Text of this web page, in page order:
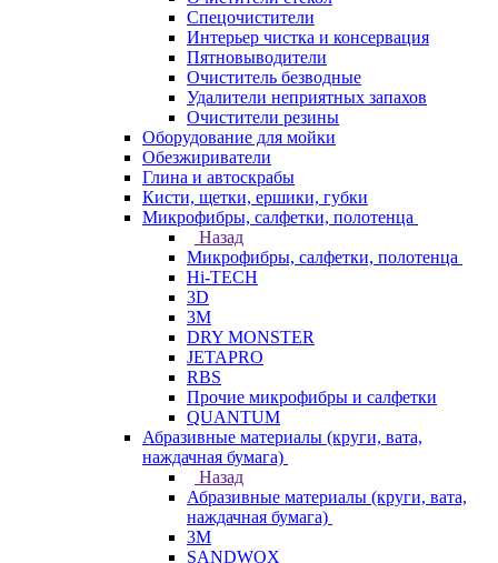
Спецочистители
Интерьер чистка и консервация
Пятновыводители
Очиститель безводные
Удалители неприятных запахов
Очистители резины
Оборудование для мойки
Обезжириватели
Глина и автоскрабы
Кисти, щетки, ершики, губки
Микрофибры, салфетки, полотенца
Назад
Микрофибры, салфетки, полотенца
Hi-TECH
3D
3М
DRY MONSTER
JETAPRO
RBS
Прочие микрофибры и салфетки
QUANTUM
Абразивные материалы (круги, вата,
наждачная бумага)
Назад
Абразивные материалы (круги, вата,
наждачная бумага)
3М
SANDWOX